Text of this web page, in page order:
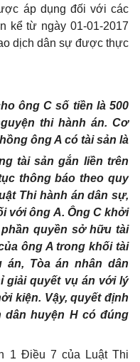
áp dụng đối với các
kể từ ngày 01-01-2017
dịch dân sự được thực
ông C số tiền là 500
thi hành án. Cơ
ông A có tài sản là
tài sản gắn liền trên
thông báo theo quy
Thi hành án dân sự,
với ông A. Ông C khởi
quyền sở hữu tài
ông A trong khối tài
Tòa án nhân dân
giải quyết vụ án với lý
kiện. Vậy, quyết định
dân huyện H có đúng
1 Điều 7 của Luật Thi